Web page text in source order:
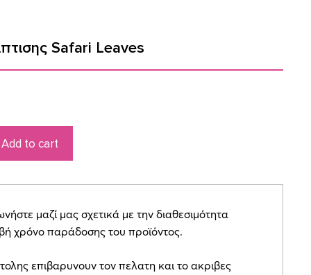
Safari Leaves
Add to cart
μαζί μας σχετικά με την διαθεσιμότητα
χρόνο παράδοσης του προϊόντος.
επιβαρυνουν τον πελατη και το ακριβες